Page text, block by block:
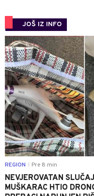
JOŠ IZ INFO
REGION Pre 8 min
NEVJEROVATAN
MUŠKARAC HTIO